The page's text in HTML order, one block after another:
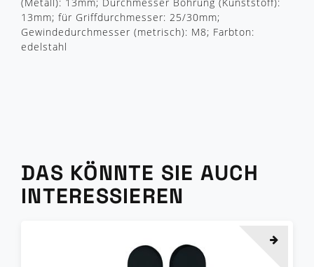
13mm; für Griffdurchmesser: 25/30mm;
Gewindedurchmesser (metrisch): M8; Farbton:
edelstahl
DAS KÖNNTE SIE AUCH
INTERESSIEREN